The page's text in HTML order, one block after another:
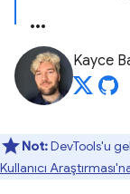
Kayce
Not:DevTools'u
Kullanıcı